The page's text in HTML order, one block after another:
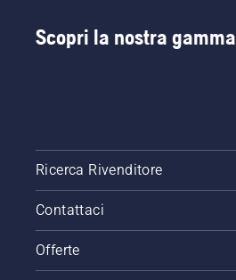
Scopri la nostra gamma
Ricerca Rivenditore
Contattaci
Offerte